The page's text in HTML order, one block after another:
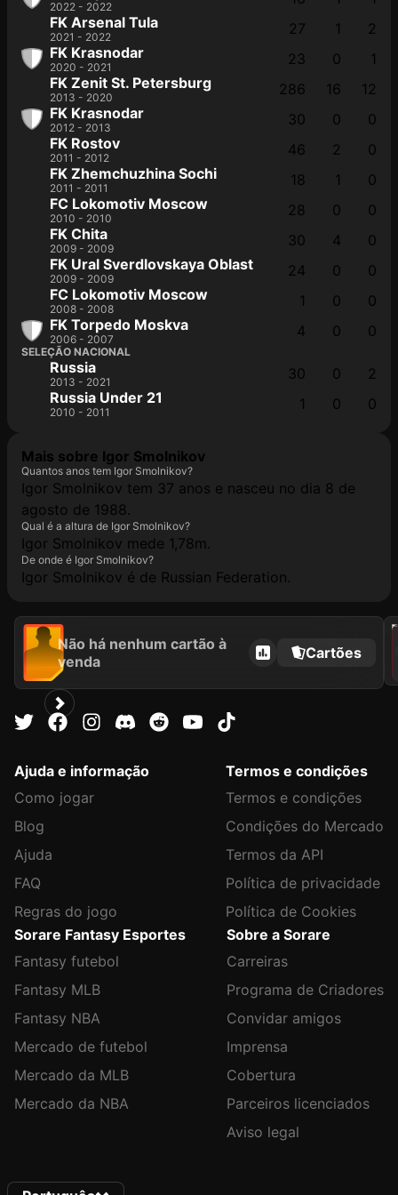
2022 - 2022
FK Arsenal Tula
2021 - 2022 27 1
2
FK Krasnodar
2020 - 2021 23 0
1
FK Zenit St. Petersburg
2013 - 2020 286 16
12
FK Krasnodar
2012 - 2013 30 0
0
FK Rostov
2011 - 2012 46 2
0
FK Zhemchuzhina Sochi
2011 - 2011 18 1
0
FC Lokomotiv Moscow
2010 - 2010 28 0
0
FK Chita
2009 - 2009 30 4
0
FK Ural Sverdlovskaya Oblast
2009 - 2009 24 0
0
FC Lokomotiv Moscow
2008 - 2008 1 0
0
FK Torpedo Moskva
2006 - 2007 4 0 0
SELEÇÃO NACIONAL
Russia
2013 - 2021 30 0
2
Russia Under 21
2010 - 2011 1 0 0
Mais sobre Igor Smolnikov
Quantos anos tem Igor Smolnikov?
Igor Smolnikov tem 37 anos e nasceu no dia 8 de
agosto de 1988.
Qual é a altura de Igor Smolnikov?
Igor Smolnikov mede 1,78m.
De onde é Igor Smolnikov?
Igor Smolnikov é de Russian Federation.
Não há nenhum cartão à
venda
Cartões
2020
Ajuda e informação
Como jogar
Blog
Ajuda
FAQ
Regras do jogo
Termos e condições
Termos e condições
Condições do Mercado
Termos da API
Política de privacidade
Política de Cookies
Sorare Fantasy Esportes
Fantasy futebol
Fantasy MLB
Fantasy NBA
Mercado de futebol
Mercado da MLB
Mercado da NBA
Sobre a Sorare
Carreiras
Programa de Criadores
Convidar amigos
Imprensa
Cobertura
Parceiros licenciados
Aviso legal